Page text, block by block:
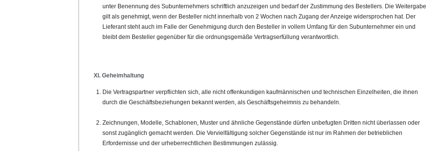
unter Benennung des Subunternehmers schriftlich anzuzeigen und bedarf der Zustimmung des Bestellers. Die Weitergabe
gilt als genehmigt, wenn der Besteller nicht innerhalb von 2 Wochen nach Zugang der Anzeige widersprochen hat. Der
Lieferant steht auch im Falle der Genehmigung durch den Besteller in vollem Umfang für den Subunternehmer ein und
bleibt dem Besteller gegenüber für die ordnungsgemäße Vertragserfüllung verantwortlich.
XI. Geheimhaltung
Die Vertragspartner verpflichten sich, alle nicht offenkundigen kaufmännischen und technischen Einzelheiten, die ihnen
durch die Geschäftsbeziehungen bekannt werden, als Geschäftsgeheimnis zu behandeln.
Zeichnungen, Modelle, Schablonen, Muster und ähnliche Gegenstände dürfen unbefugten Dritten nicht überlassen oder
sonst zugänglich gemacht werden. Die Vervielfältigung solcher Gegenstände ist nur im Rahmen der betrieblichen
Erfordernisse und der urheberrechtlichen Bestimmungen zulässig.